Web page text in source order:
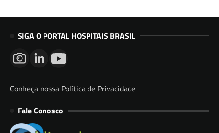
SIGA O PORTAL HOSPITAIS BRASIL
Conheça nossa Política de Privacidade
Fale Conosco